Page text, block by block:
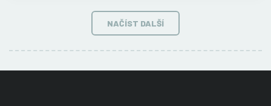
NAČÍST DALŠÍ